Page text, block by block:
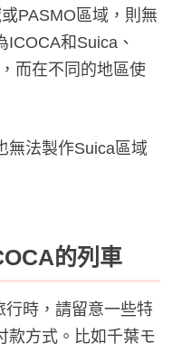
PASMO區域，則無
ICOCA和Suica、
而在不同的地區使
無法製作Suica區域
的列車
行時，請留意一些特
款方式。比如千葉モ